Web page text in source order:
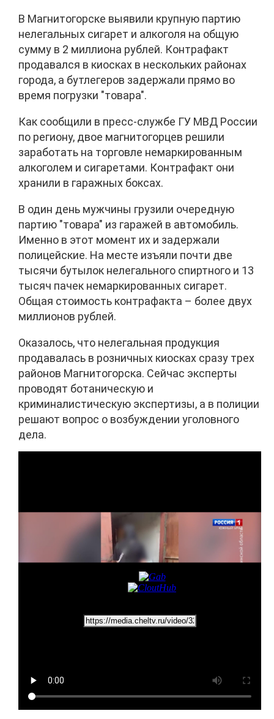
В Магнитогорске выявили крупную партию
нелегальных сигарет и алкоголя на общую
сумму в 2 миллиона рублей. Контрафакт
продавался в киосках в нескольких районах
города, а бутлегеров задержали прямо во
время погрузки "товара".
Как сообщили в пресс-службе ГУ МВД России
по региону, двое магнитогорцев решили
заработать на торговле немаркированным
алкоголем и сигаретами. Контрафакт они
хранили в гаражных боксах.
В один день мужчины грузили очередную
партию "товара" из гаражей в автомобиль.
Именно в этот момент их и задержали
полицейские. На месте изъяли почти две
тысячи бутылок нелегального спиртного и 13
тысяч пачек немаркированных сигарет.
Общая стоимость контрафакта – более двух
миллионов рублей.
Оказалось, что нелегальная продукция
продавалась в розничных киосках сразу трех
районов Магнитогорска. Сейчас эксперты
проводят ботаническую и
криминалистическую экспертизы, а в полиции
решают вопрос о возбуждении уголовного
дела.